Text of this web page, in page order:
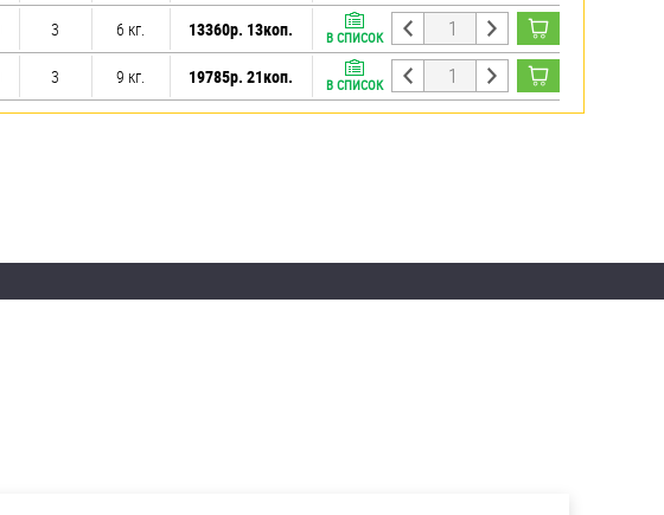
3 6 кг. 13360р. 13коп. В СПИСОК
3 9 кг. 19785р. 21коп. В СПИСОК